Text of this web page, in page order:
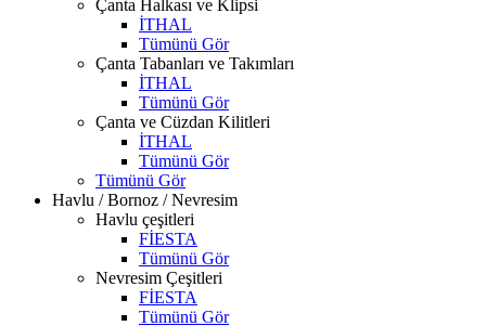
Çanta Halkası ve Klipsi
İTHAL
Tümünü Gör
Çanta Tabanları ve Takımları
İTHAL
Tümünü Gör
Çanta ve Cüzdan Kilitleri
İTHAL
Tümünü Gör
Tümünü Gör
Havlu / Bornoz / Nevresim
Havlu çeşitleri
FİESTA
Tümünü Gör
Nevresim Çeşitleri
FİESTA
Tümünü Gör